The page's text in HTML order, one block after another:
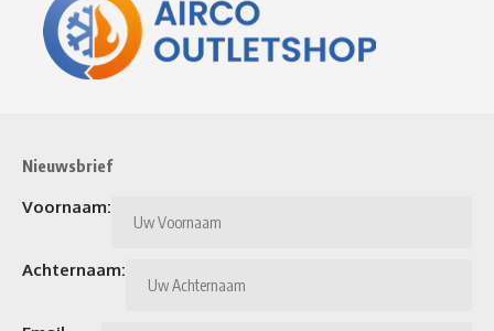
Nieuwsbrief
Voornaam:
Achternaam: